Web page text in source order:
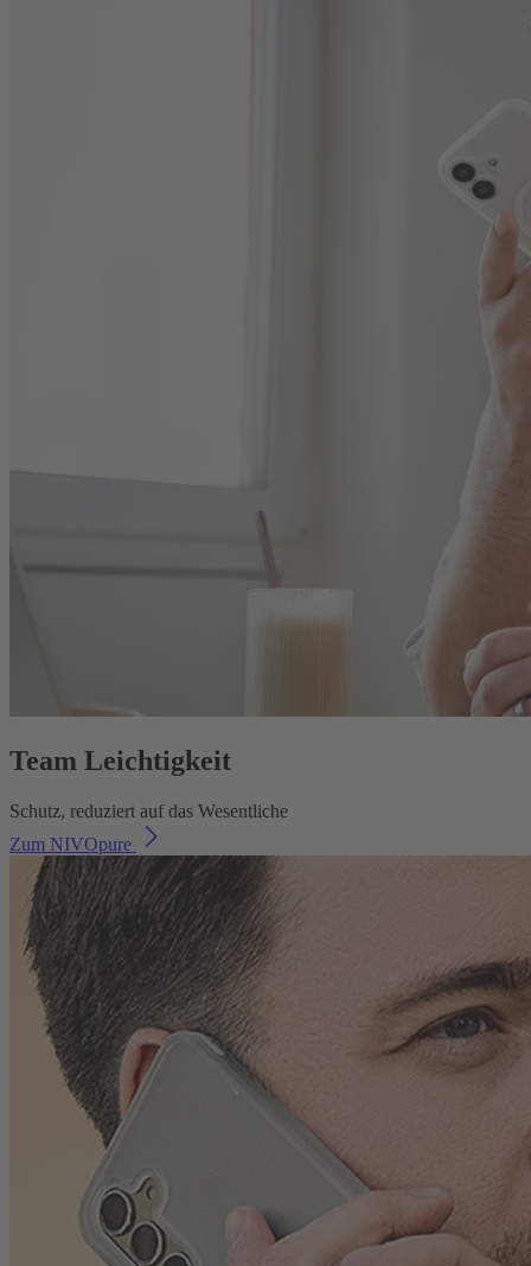
Team Leichtigkeit
Schutz, reduziert auf das Wesentliche
Zum NIVOpure